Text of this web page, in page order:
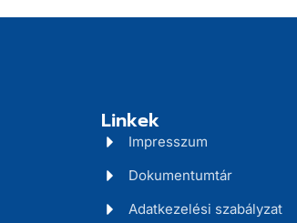
Linkek
Impresszum
Dokumentumtár
Adatkezelési szabályzat